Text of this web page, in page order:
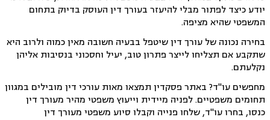
יודע כיצד לפתור מבלי להיעזר בעורך דין העוסק בדיוק בתחום
המשפטי שהיא מציפה.
בחירה נכונה של עורך דין שיטפל בבעיה חשובה מאין כמוה ולרוב היא
שתקבע אם תצליחו לייצר פתרון טוב, יעיל וחסכוני בנסיבות אליהן
נקלעתם.
מחפשים עו"ד? באתר פסקדין תמצאו מאות עורכי דין מובילים במגוון
תחומים משפטיים. לפניה מיידית וייעוץ משפטי מהיר מעורך דין
כנסו, בחרו עו"ד, שלחו פנייה וקבלו סיוע משפטי מעורך דין